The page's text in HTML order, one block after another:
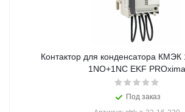
Контактор для конденсатора КМЭК
1NО+1NC EKF PROxima
Под заказ